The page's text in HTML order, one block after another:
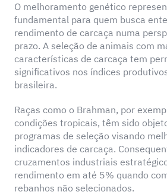
O melhoramento genético
fundamental para quem busca
rendimento de carcaça numa
prazo. A seleção de animais com
características de carcaça tem
significativos nos índices
brasileira.
Raças como o Brahman, por
condições tropicais, têm sido
programas de seleção visando
indicadores de carcaça.
cruzamentos industriais
rendimento em até 5% quando
rebanhos não selecionados.